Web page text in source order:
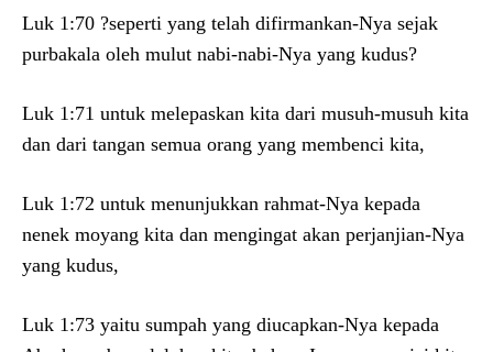
Luk 1:70 ?seperti yang telah difirmankan-Nya sejak
purbakala oleh mulut nabi-nabi-Nya yang kudus?
Luk 1:71 untuk melepaskan kita dari musuh-musuh kita
dan dari tangan semua orang yang membenci kita,
Luk 1:72 untuk menunjukkan rahmat-Nya kepada
nenek moyang kita dan mengingat akan perjanjian-Nya
yang kudus,
Luk 1:73 yaitu sumpah yang diucapkan-Nya kepada